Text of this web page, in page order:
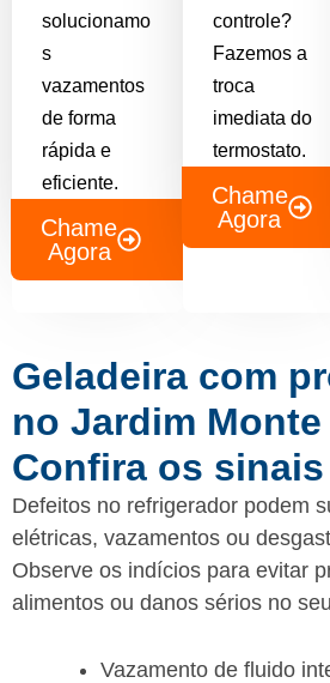
solucionamo
s
vazamentos
de forma
rápida e
eficiente.
Chame
Agora
controle?
Fazemos a
troca
imediata do
termostato.
Chame
Agora
Geladeira com
no Jardim
Confira os sinais
Defeitos no refrigerador podem
elétricas, vazamentos ou
Observe os indícios para evitar
alimentos ou danos sérios no
Vazamento de fluido